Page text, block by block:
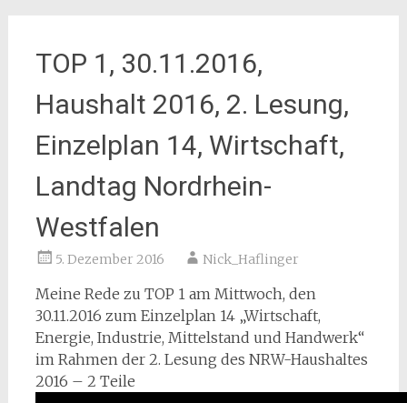
TOP 1, 30.11.2016,
Haushalt 2016, 2. Lesung,
Einzelplan 14, Wirtschaft,
Landtag Nordrhein-
Westfalen
5. Dezember 2016 Nick_Haflinger
Meine Rede zu TOP 1 am Mittwoch, den
30.11.2016 zum Einzelplan 14 „Wirtschaft,
Energie, Industrie, Mittelstand und Handwerk“
im Rahmen der 2. Lesung des NRW-Haushaltes
2016 – 2 Teile